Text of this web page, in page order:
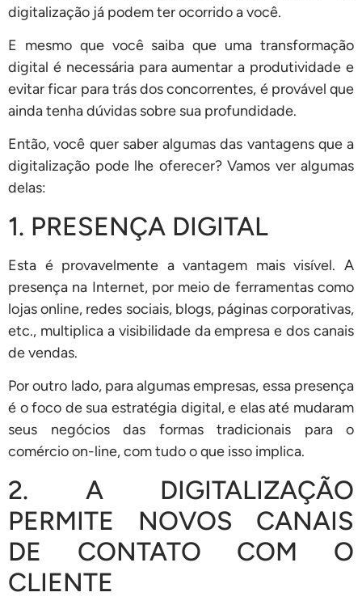
digitalização já podem ter ocorrido a você.
E mesmo que você saiba que uma transformação
digital é necessária para aumentar a produtividade e
evitar ficar para trás dos concorrentes, é provável que
ainda tenha dúvidas sobre sua profundidade.
Então, você quer saber algumas das vantagens que a
digitalização pode lhe oferecer? Vamos ver algumas
delas:
1. PRESENÇA DIGITAL
Esta é provavelmente a vantagem mais visível. A
presença na Internet, por meio de ferramentas como
lojas online, redes sociais, blogs, páginas corporativas,
etc., multiplica a visibilidade da empresa e dos canais
de vendas.
Por outro lado, para algumas empresas, essa presença
é o foco de sua estratégia digital, e elas até mudaram
seus negócios das formas tradicionais para o
comércio on-line, com tudo o que isso implica.
2. A DIGITALIZAÇÃO
PERMITE NOVOS CANAIS
DE CONTATO COM O
CLIENTE